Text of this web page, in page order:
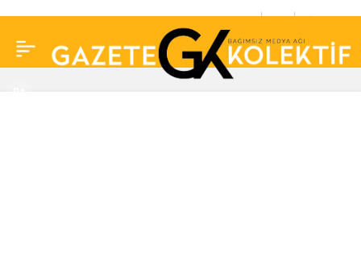
faciası: 64 kişi hayatını